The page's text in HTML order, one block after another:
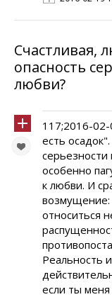
Счастливая,
опасность
любви?
117;2016-
есть
серьезности
особенно
к любви. И
возмущение:
относиться
Реальность
если ты